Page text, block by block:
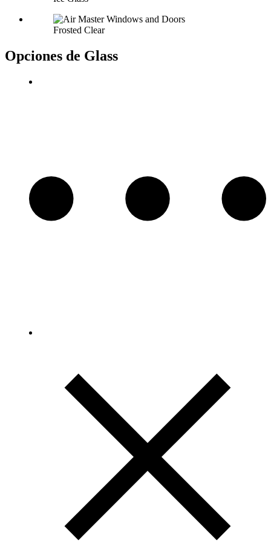
Frosted Clear
Opciones de Glass